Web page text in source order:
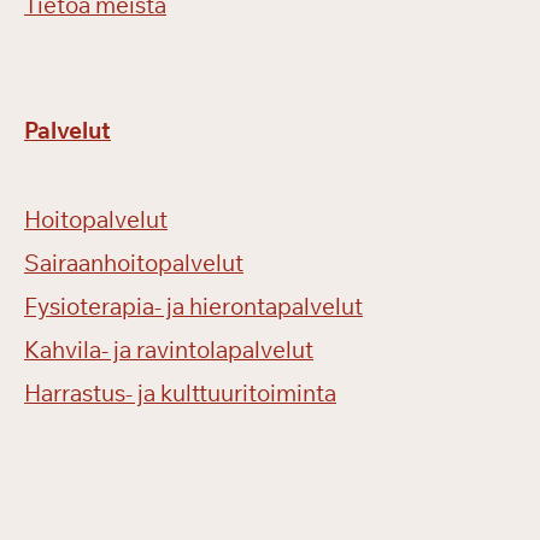
Palvelut
Hoitopalvelut
Sairaanhoitopalvelut
Fysioterapia- ja hierontapalvelut
Kahvila- ja ravintolapalvelut
Harrastus- ja kulttuuritoiminta